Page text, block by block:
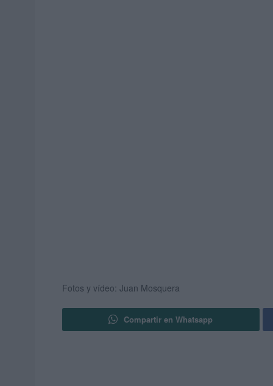
Fotos y vídeo: Juan Mosquera
Compartir en Whatsapp